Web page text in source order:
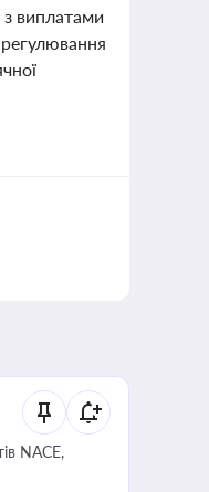
з виплатами
NACE,